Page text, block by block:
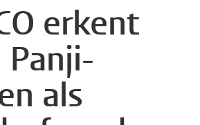
erkent
Panji-
als